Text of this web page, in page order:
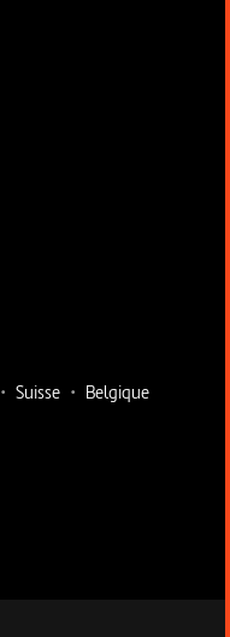
• Suisse • Belgique